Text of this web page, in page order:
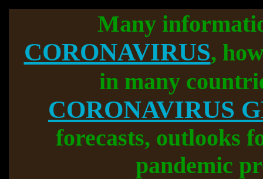
Many
CORONAVIRUS,
in many
CORONAVIRUS
forecasts, outlooks
pandemic